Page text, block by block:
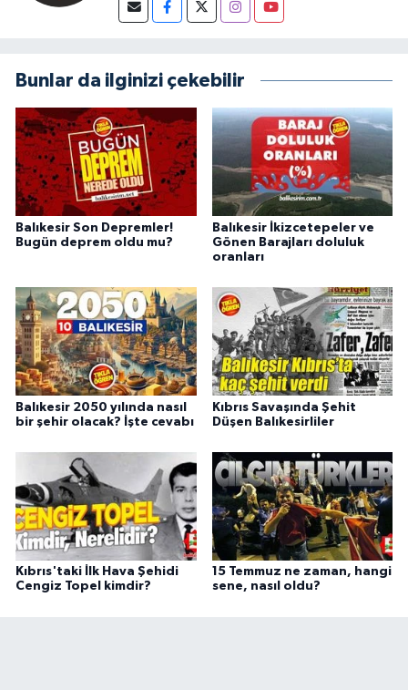
Bunlar da ilginizi çekebilir
Balıkesir Son Depremler!
Bugün deprem oldu mu?
Balıkesir İkizcetepeler ve
Gönen Barajları doluluk
oranları
Balıkesir 2050 yılında nasıl
bir şehir olacak? İşte cevabı
Kıbrıs Savaşında Şehit
Düşen Balıkesirliler
Kıbrıs'taki İlk Hava Şehidi
Cengiz Topel kimdir?
15 Temmuz ne zaman, hangi
sene, nasıl oldu?